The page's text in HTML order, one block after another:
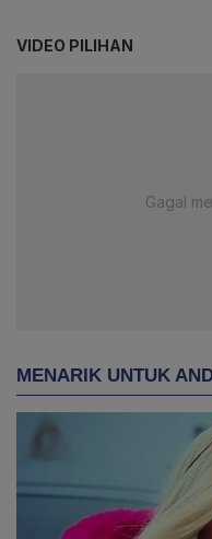
VIDEO PILIHAN
Gagal